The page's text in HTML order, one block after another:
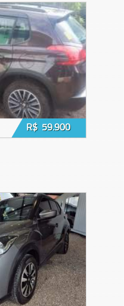
R$ 59.900